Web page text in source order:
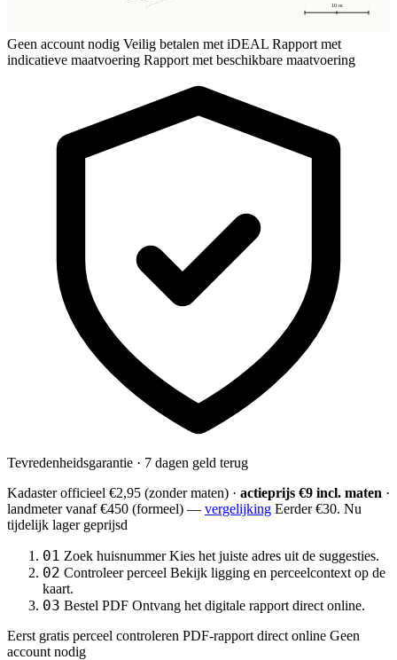
10 m
Geen account nodig Veilig betalen met iDEAL Rapport met
indicatieve maatvoering Rapport met beschikbare maatvoering
Tevredenheidsgarantie · 7 dagen geld terug
Kadaster officieel €2,95 (zonder maten) · actieprijs €9 incl. maten ·
landmetervanaf €450 (formeel) — vergelijking Eerder €30. Nu
tijdelijk lager geprijsd
01 Zoek huisnummer Kies het juiste adres uit de suggesties.
02 Controleer perceel Bekijk ligging en perceelcontext op de
kaart.
03 Bestel PDF Ontvang het digitale rapport direct online.
Eerst gratis perceel controleren PDF-rapport direct online Geen
account nodig